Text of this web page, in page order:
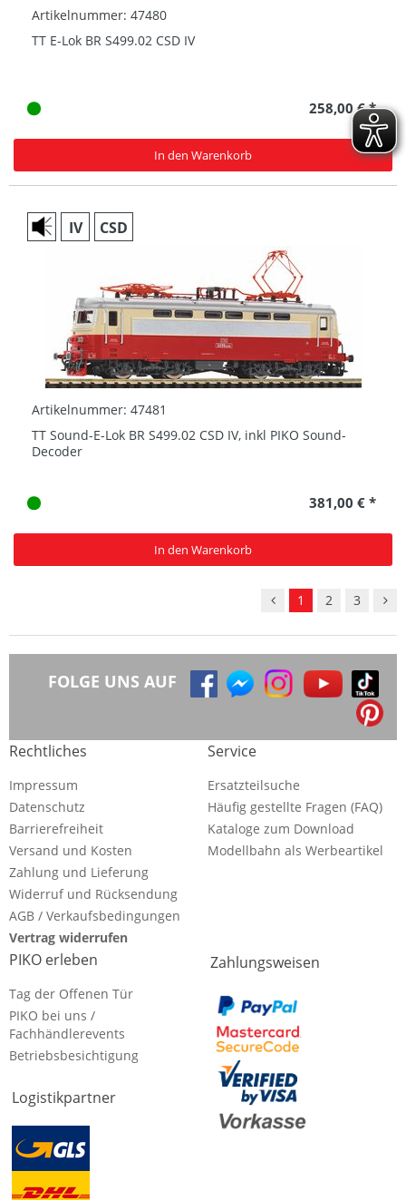
Artikelnummer: 47480
TT E-Lok BR S499.02 CSD IV
258,00 € *
In den Warenkorb
IV CSD
Artikelnummer: 47481
TT Sound-E-Lok BR S499.02 CSD IV, inkl PIKO Sound-
Decoder
381,00 € *
In den Warenkorb
1 2 3
FOLGE UNS AUF
Rechtliches
Impressum
Datenschutz
Barrierefreiheit
Versand und Kosten
Zahlung und Lieferung
Widerruf und Rücksendung
AGB / Verkaufsbedingungen
Vertrag widerrufen
Service
Ersatzteilsuche
Häufig gestellte Fragen (FAQ)
Kataloge zum Download
Modellbahn als Werbeartikel
PIKO erleben
Tag der Offenen Tür
PIKO bei uns /
Fachhändlerevents
Betriebsbesichtigung
Logistikpartner
Zahlungsweisen